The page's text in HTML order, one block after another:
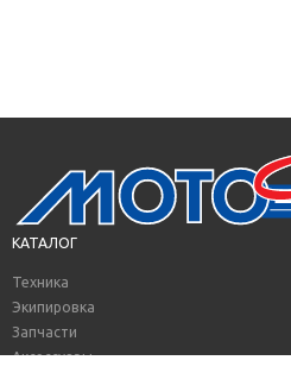
КАТАЛОГ
Техника
Экипировка
Запчасти
Аксессуары